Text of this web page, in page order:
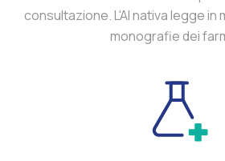
consultazione. L'AI nativa legge in
monografie dei